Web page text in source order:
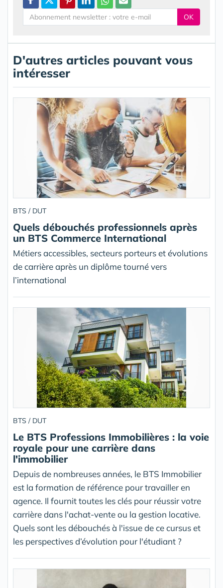
OK
D'autres articles pouvant vous
intéresser
BTS / DUT
Quels débouchés professionnels après
un BTS Commerce International
Métiers accessibles, secteurs porteurs et évolutions
de carrière après un diplôme tourné vers
l’international
BTS / DUT
Le BTS Professions Immobilières : la voie
royale pour une carrière dans
l'immobilier
Depuis de nombreuses années, le BTS Immobilier
est la formation de référence pour travailler en
agence. Il fournit toutes les clés pour réussir votre
carrière dans l'achat-vente ou la gestion locative.
Quels sont les débouchés à l'issue de ce cursus et
les perspectives d’évolution pour l'étudiant ?